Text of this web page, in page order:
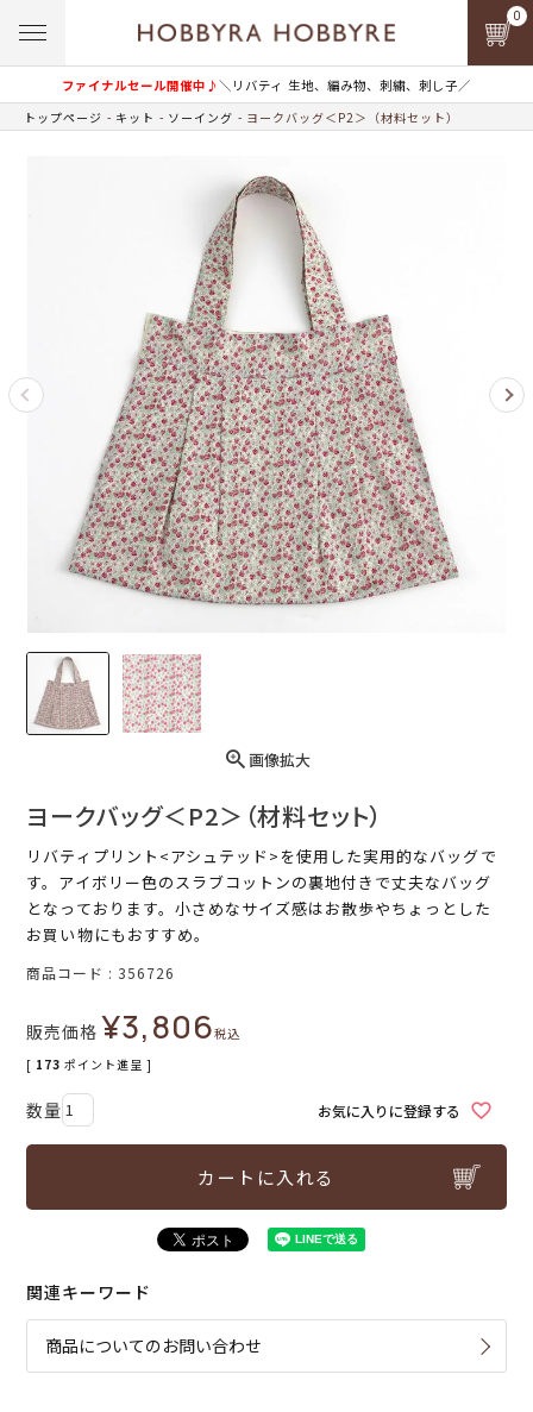
ファイナルセール開催中♪＼リバティ 生地、編み物、刺繍、刺し子／
0
トップページ キット ソーイング ヨークバッグ＜P2＞（材料セット）
画像拡大
ヨークバッグ＜P2＞（材料セット）
リバティプリント<アシュテッド>を使用した実用的なバッグで
す。アイボリー色のスラブコットンの裏地付きで丈夫なバッグ
となっております。小さめなサイズ感はお散歩やちょっとした
お買い物にもおすすめ。
商品コード 356726
販売価格 ¥3,806税込
[ 173 ポイント進呈 ]
お気に入りに登録する
カートに入れる
関連キーワード
商品についてのお問い合わせ